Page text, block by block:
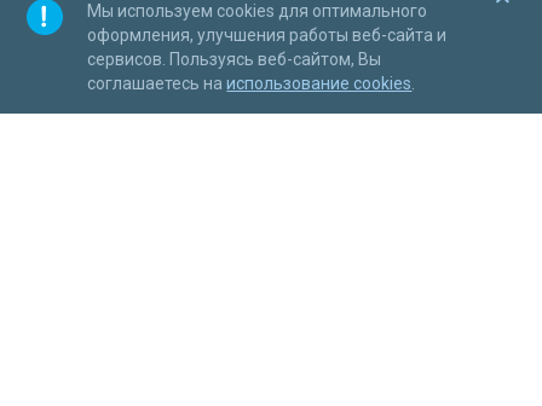
Мы используем cookies для оптимального
оформления, улучшения работы веб-сайта и
сервисов. Пользуясь веб-сайтом, Вы
соглашаетесь наиспользование cookies